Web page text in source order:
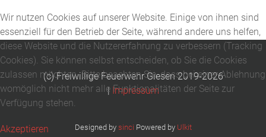
(c) Freiwillige Feuerwehr Giesen 2019-2026
| Impressum
Designed by sinci Powered by Ulkit
Wir nutzen Cookies auf unserer Website. Einige von ihnen sind
essenziell für den Betrieb der Seite, während andere uns helfen,
diese Website und die Nutzererfahrung zu verbessern (Tracking
Cookies). Sie können selbst entscheiden, ob Sie die Cookies
zulassen möchten. Bitte beachten Sie, dass bei einer Ablehnung
womöglich nicht mehr alle Funktionalitäten der Seite zur
Verfügung stehen.
Akzeptieren